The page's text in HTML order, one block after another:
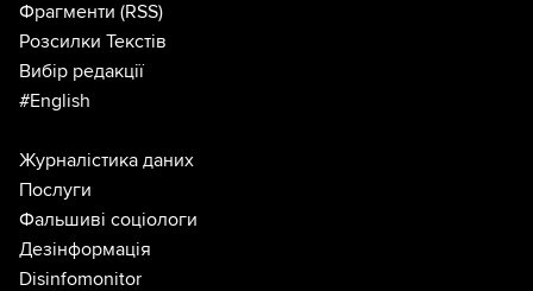
Фрагменти (RSS)
Розсилки Текстів
Вибір редакції
#English
Журналістика даних
Послуги
Фальшиві соціологи
Дезінформація
Disinfomonitor